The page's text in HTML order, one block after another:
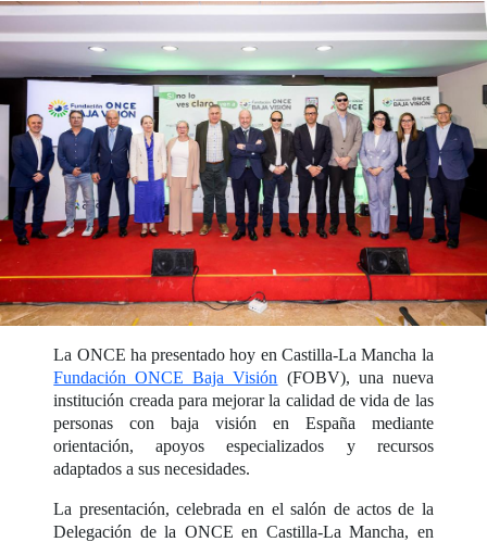
La ONCE ha presentado hoy en Castilla-La Mancha la
Fundación ONCE Baja Visión (FOBV), una nueva
institución creada para mejorar la calidad de vida de las
personas con baja visión en España mediante
orientación, apoyos especializados y recursos
adaptados a sus necesidades.
La presentación, celebrada en el salón de actos de la
Delegación de la ONCE en Castilla-La Mancha, en